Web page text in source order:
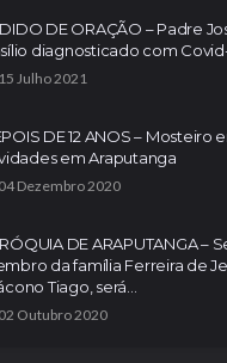
DE ORAÇÃO – Padre
diagnosticado com
15 Julho 2021
DE 12 ANOS – Mosteiro
em Araputanga
04 Dezembro 2020
DE ARAPUTANGA –
da família Ferreira de
Tiago, será...
02 Outubro 2020